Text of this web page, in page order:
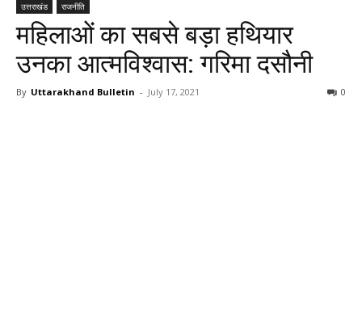
उत्तराखंड राजनीति
महिलाओं का सबसे बड़ा हथियार
उनका आत्मविश्वास: गरिमा दसौनी
By Uttarakhand Bulletin - July 17, 2021 0